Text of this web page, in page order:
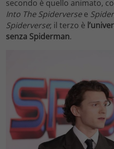
secondo è quello animato,
Into The Spiderversee
Spiderverse; il terzo è
senza Spiderman.